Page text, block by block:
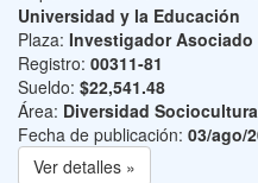
Universidad y la Educación
Plaza: Investigador
Registro: 00311-81
Sueldo: $22,541.48
Área: Diversidad
Fecha de publicación: 03/ago/
Ver detalles »